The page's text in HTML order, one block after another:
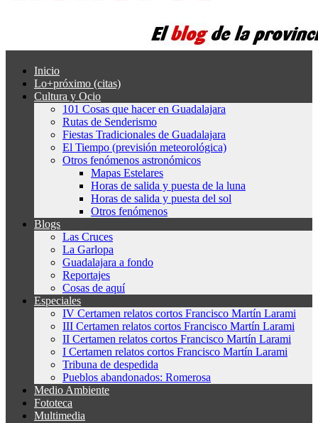
Inicio
Lo+próximo (citas)
Cultura y Ocio
101 Cosas que hacer en Guadalajara
Rutas de Senderismo
Fiestas Tradicionales de Guadalajara
El Tiempo (previsión meteorológica)
Otros fenómenos astronómicos
Mapas Estelares
Horas de salida y puesta de la luna
Horas de salida y puesta del sol
Otros fenómenos
Blogs
Las Cruces
La Garlopa
Guadalajara a fondo
Reportajes
Cosas de aquí
Especiales
IV Certamen relatos cortos Francisco Martín Larami
III Certamen relatos cortos Francisco Martín Larami
II Certamen relatos cortos Francisco Martín Larami
I Certamen relatos cortos Francisco Martín Larami
Tribuna de despedida
Pueblos abandonados: Romerosa
Medio Ambiente
Fototeca
Multimedia